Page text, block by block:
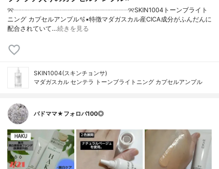
୨୧┈┈┈┈┈┈┈┈┈┈┈┈┈┈┈┈┈┈୨୧SKIN1004トーンブライト
ニング カプセルアンプル🫧▪︎特徴マダガスカル産CICA成分がふんだんに
配合されていて…続きを見る
SKIN1004(スキンチョンサ)
マダガスカル センテラ トーンブライトニング カプセルアンプル
バドママ★フォロバ100◎